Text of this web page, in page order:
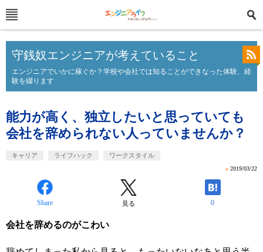
守銭奴エンジニアが考えていること
エンジニアでいかに稼ぐか？学校や会社では知ることができなった体験、経
験を綴ります
能力が高く、独立したいと思っていても
会社を辞められない人っていませんか？
キャリア ライフハック ワークスタイル
» 2019/03/22
Share 見る 0
会社を辞めるのがこわい